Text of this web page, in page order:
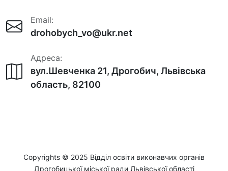
Email:
drohobych_vo@ukr.net
Адреса:
вул.Шевченка 21, Дрогобич, Львівська
область, 82100
Copyrights © 2025 Відділ освіти виконавчих органів
Дрогобицької міської ради Львівської області